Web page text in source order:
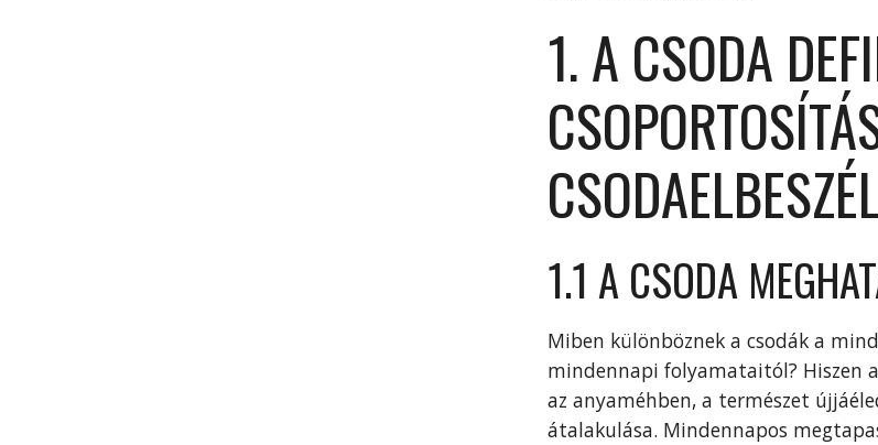
1. A CSODA
1.1 A CSODA
Miben különböznek a csodák a
mindennapi folyamataitól? Hiszen
az anyaméhben, a természet
átalakulása. Mindennapos